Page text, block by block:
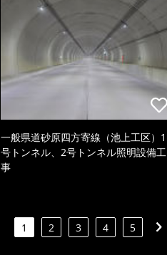
一般県道砂原四方寄線（池上工区）1
号トンネル、2号トンネル照明設備工
事
1 2 3 4 5